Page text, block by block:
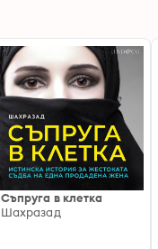
Съпруга в клетка
Шахразад